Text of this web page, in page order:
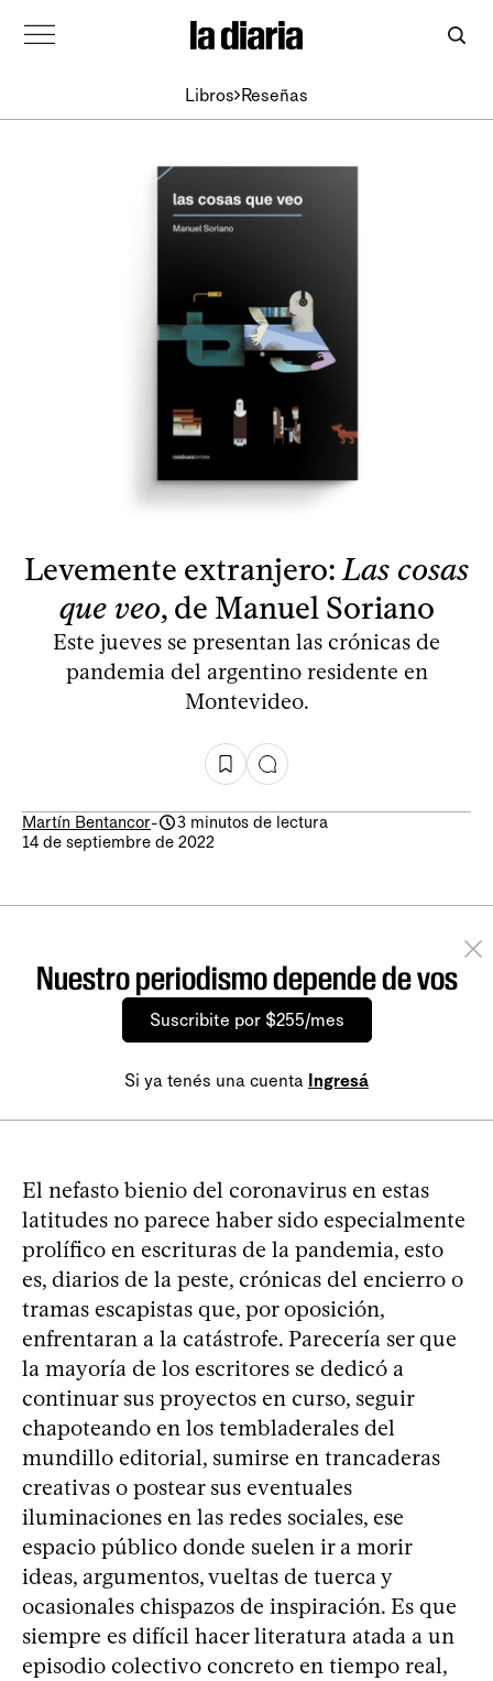
Libros Reseñas
Levemente extranjero:Las cosas
que veo, de Manuel Soriano
Este jueves se presentan las crónicas de
pandemia del argentino residente en
Montevideo.
Martín Bentancor-
3 minutos de lectura
14 de septiembre de 2022
Nuestro periodismo depende de vos
Suscribite por $255/mes
Si ya tenés una cuenta Ingresá
El nefasto bienio del coronavirus en estas
latitudes no parece haber sido especialmente
prolífico en escrituras de la pandemia, esto
es, diarios de la peste, crónicas del encierro o
tramas escapistas que, por oposición,
enfrentaran a la catástrofe. Parecería ser que
la mayoría de los escritores se dedicó a
continuar sus proyectos en curso, seguir
chapoteando en los tembladerales del
mundillo editorial, sumirse en trancaderas
creativas o postear sus eventuales
iluminaciones en las redes sociales, ese
espacio público donde suelen ir a morir
ideas, argumentos, vueltas de tuerca y
ocasionales chispazos de inspiración. Es que
siempre es difícil hacer literatura atada a un
episodio colectivo concreto en tiempo real,